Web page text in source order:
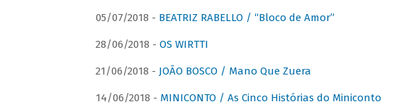
05/07/2018 - BEATRIZ RABELLO / “Bloco de Amor”
28/06/2018 - OS WIRTTI
21/06/2018 - JOÃO BOSCO / Mano Que Zuera
14/06/2018 - MINICONTO / As Cinco Histórias do Miniconto